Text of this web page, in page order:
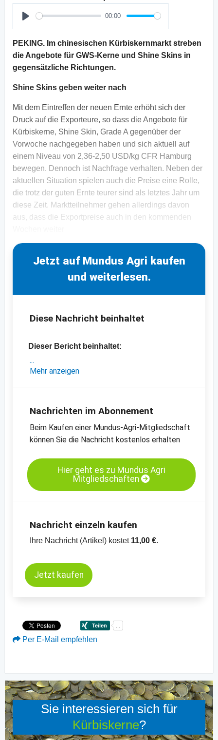
Play
00:00
PEKING. Im chinesischen Kürbiskernmarkt streben
die Angebote für GWS-Kerne und Shine Skins in
gegensätzliche Richtungen.
Shine Skins geben weiter nach
Mit dem Eintreffen der neuen Ernte erhöht sich der
Druck auf die Exporteure, so dass die Angebote für
Kürbiskerne, Shine Skin, Grade A gegenüber der
Vorwoche nachgegeben haben und sich aktuell auf
einem Niveau von 2,36-2,50 USD/kg CFR Hamburg
bewegen. Dennoch ist Nachfrage verhalten. Neben der
aktuellen Situation spielen auch die Preise eine Rolle,
die trotz der guten Ernte teurer sind als letztes Jahr um
diese Zeit. Marktteilnehmer gehen allerdings davon
aus, dass die Exportpreise auch in den kommenden
Jetzt auf Mundus Agri kaufen
und weiterlesen.
Diese Nachricht beinhaltet
Dieser Bericht beinhaltet:
- eine Analyse des chinesischen
- Preischart für Kürbiskerne, GWS, Grade AA
Grade AA
-weitere Preischarts
Mehr anzeigen
Nachrichten im Abonnement
Beim Kaufen einer Mundus-Agri-Mitgliedschaft
können Sie die Nachricht kostenlos erhalten
Hier geht es zu Mundus Agri
Mitgliedschaften
Nachricht einzeln kaufen
Ihre Nachricht (Artikel) kostet 11,00 €.
Jetzt kaufen
Per E-Mail empfehlen
Sie interessieren sich für
Kürbiskerne?